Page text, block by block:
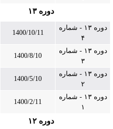
دوره ۱۳
دوره ۱۳ - شماره
1400/10/11
دوره ۱۳ - شماره
1400/8/10
دوره ۱۳ - شماره
1400/5/10
دوره ۱۳ - شماره
1400/2/11
دوره ۱۲